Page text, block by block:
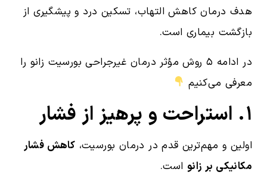
هدف درمان کاهش التهاب، تسکین درد و پیشگیری از
بازگشت بیماری است.
در ادامه ۵ روش مؤثر درمان غیرجراحی بورسیت زانو را
معرفی می‌کنیم
۱. استراحت و پرهیز از فشار
اولین و مهم‌ترین قدم در درمان بورسیت، کاهش فشار
مکانیکی بر زانو است.